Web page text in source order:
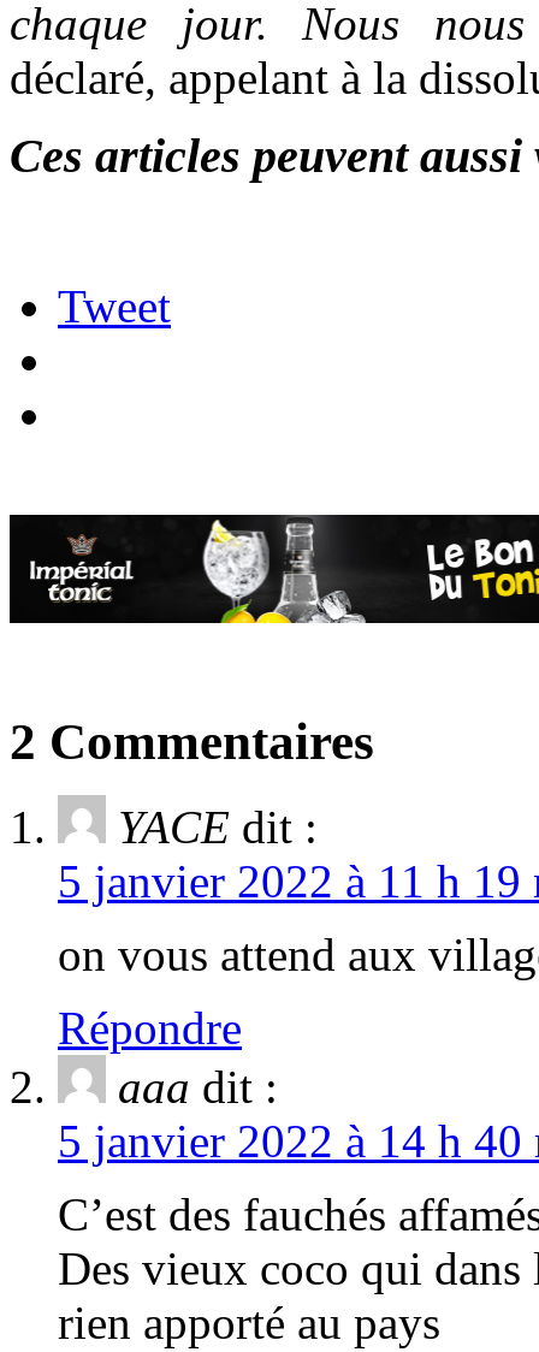
chaque jour. Nous
déclaré, appelant à la
Ces articles peuvent
Tweet
2 Commentaires
YACE dit :
5 janvier 2022 à 11 h
on vous attend aux
Répondre
aaa dit :
5 janvier 2022 à 14 h
C’est des fauchés
Des vieux coco qui dans
rien apporté au pays